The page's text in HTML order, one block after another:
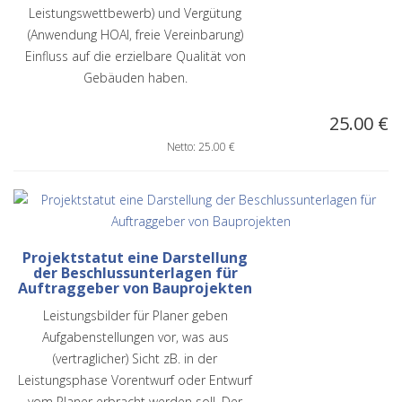
Leistungswettbewerb) und Vergütung
(Anwendung HOAI, freie Vereinbarung)
Einfluss auf die erzielbare Qualität von
Gebäuden haben.
25.00 €
Netto: 25.00 €
Projektstatut eine Darstellung
der Beschlussunterlagen für
Auftraggeber von Bauprojekten
Leistungsbilder für Planer geben
Aufgabenstellungen vor, was aus
(vertraglicher) Sicht zB. in der
Leistungsphase Vorentwurf oder Entwurf